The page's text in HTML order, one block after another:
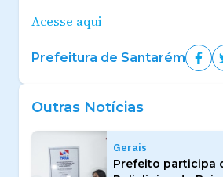
Acesse aqui
Prefeitura de Santarém
Outras Notícias
Gerais
Prefeito participa